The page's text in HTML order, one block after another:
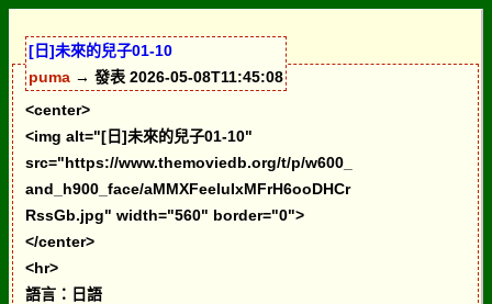
[日]未來的兒子01-10
puma→ 發表 2026-05-08T11:45:08
<center>
<img alt="[日]未來的兒子01-10"
src="https://www.themoviedb.org/t/p/w600_
and_h900_face/aMMXFeeIuIxMFrH6ooDHCr
RssGb.jpg" width="560" border="0">
</center>
<hr>
語言：日語